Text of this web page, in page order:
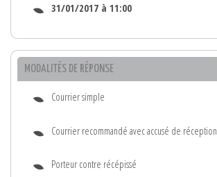
31/01/2017 à 11:00
MODALITÉS DE RÉPONSE
Courrier simple
Courrier recommandé avec accusé de réception
Porteur contre récépissé